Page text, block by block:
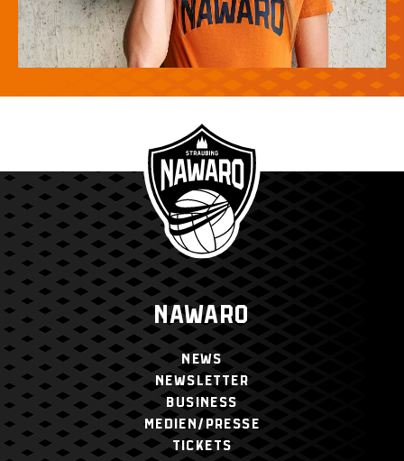
NAWARO
NEWS
NEWSLETTER
BUSINESS
MEDIEN/PRESSE
TICKETS